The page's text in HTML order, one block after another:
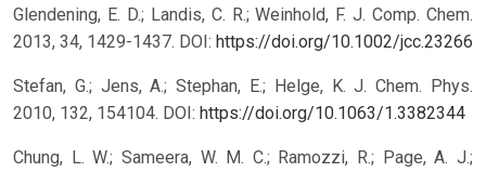
Glendening, E. D.; Landis, C. R.; Weinhold, F. J. Comp. Chem.
2013, 34, 1429-1437. DOI: https://doi.org/10.1002/jcc.23266
Stefan, G.; Jens, A.; Stephan, E.; Helge, K. J. Chem. Phys.
2010, 132, 154104. DOI: https://doi.org/10.1063/1.3382344
Chung, L. W.; Sameera, W. M. C.; Ramozzi, R.; Page, A. J.;